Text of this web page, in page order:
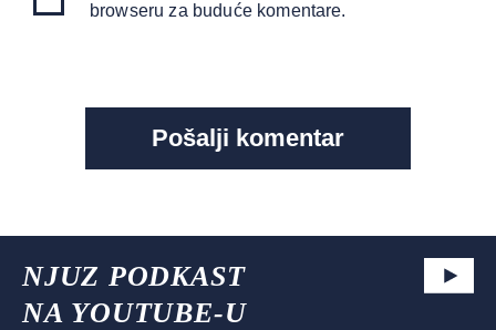
browseru za buduće komentare.
NJUZ PODKAST
NA YOUTUBE-U